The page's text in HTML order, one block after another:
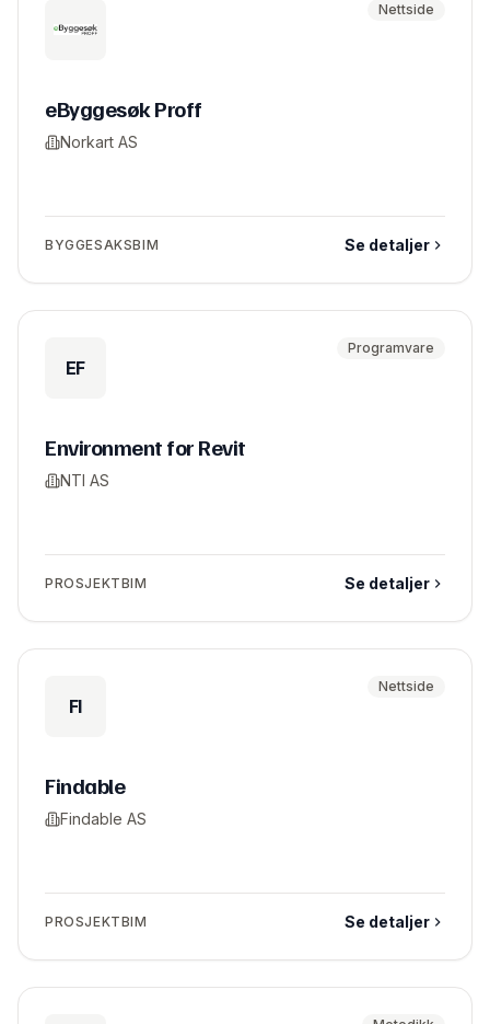
Nettside
eByggesøk Proff
Norkart AS
BYGGESAKSBIM Se detaljer
EF
Programvare
Environment for Revit
NTI AS
PROSJEKTBIM Se detaljer
FI
Nettside
Findable
Findable AS
PROSJEKTBIM Se detaljer